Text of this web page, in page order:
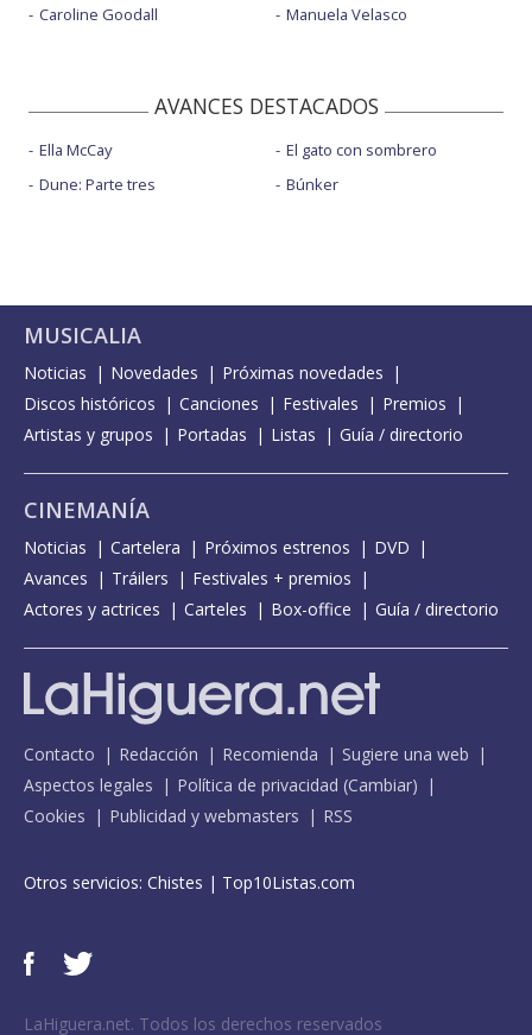
Caroline Goodall
Manuela Velasco
AVANCES DESTACADOS
Ella McCay
Dune: Parte tres
El gato con sombrero
Búnker
MUSICALIA
Noticias Novedades
Próximas novedades
Discos históricos
Canciones Festivales
Premios
Artistas y grupos
Portadas Listas Guía / directorio
CINEMANÍA
Noticias Cartelera Próximos estrenos
DVD
Avances
Tráilers
Festivales + premios
Actores y actrices
Carteles Box-office Guía / directorio
Contacto Redacción Recomienda
Sugiere una web
Aspectos legales
Política de privacidad (Cambiar)
Cookies
Publicidad y webmasters RSS
Otros servicios: Chistes | Top10Listas.com
LaHiguera.net. Todos los derechos reservados